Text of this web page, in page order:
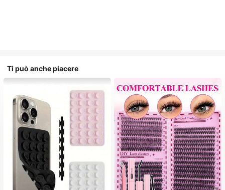
Ti può anche piacere